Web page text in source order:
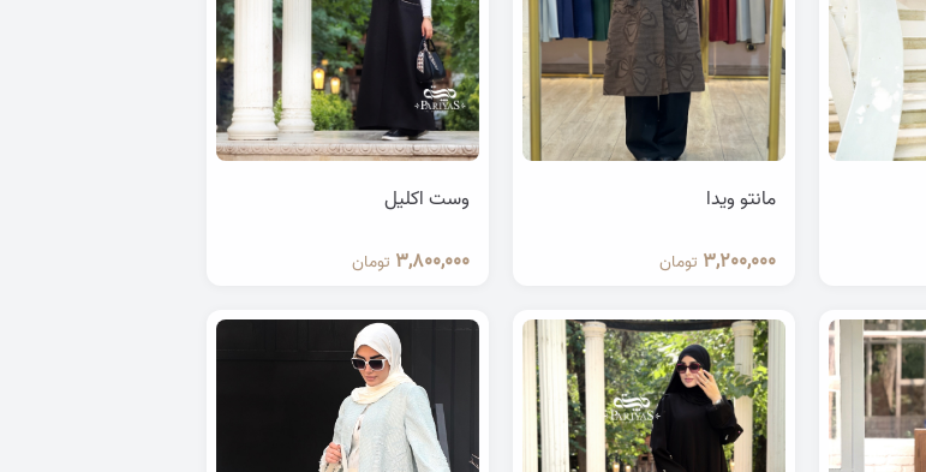
مانتو ویدا
3,200,000 تومان
وست اکلیل
3,800,000 تومان